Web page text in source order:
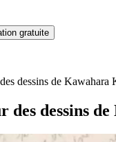
gratuite
dessins de Kawahara
des dessins